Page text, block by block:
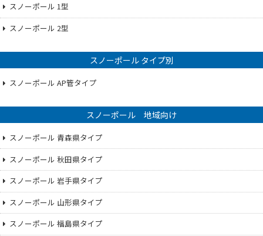
スノーポール 1型
スノーポール 2型
スノーポール タイプ別
スノーポール AP管タイプ
スノーポール 地域向け
スノーポール 青森県タイプ
スノーポール 秋田県タイプ
スノーポール 岩手県タイプ
スノーポール 山形県タイプ
スノーポール 福島県タイプ